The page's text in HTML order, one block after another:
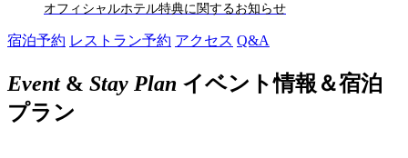
オフィシャルホテル特典に関するお知らせ
宿泊予約 レストラン予約 アクセス Q&A
Event& Stay Plan イベント情報＆宿泊
プラン